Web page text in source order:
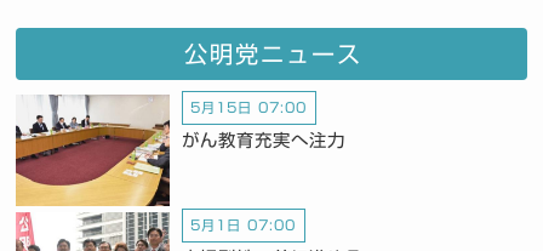
公明党ニュース
5月15日 07:00
がん教育充実へ注力
5月1日 07:00